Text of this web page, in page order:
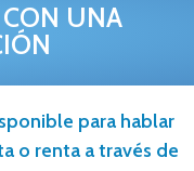
UNA
para hablar
o renta a través de